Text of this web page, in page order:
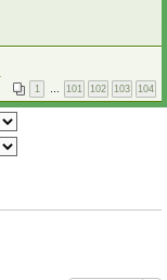
1 … 101 102 103 104